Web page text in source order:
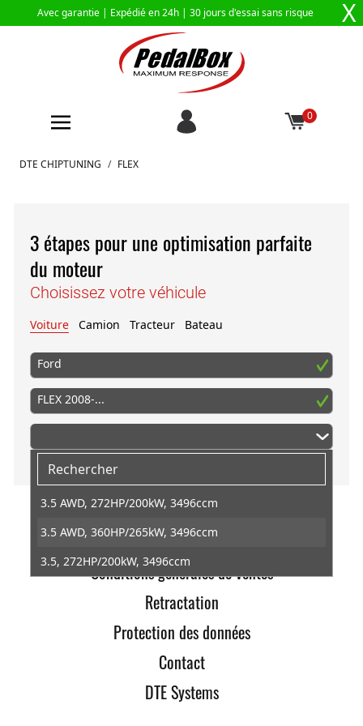
Avec garantie | Expédié en 24h | 30 jours d'essai sans risque X
0
Aller au contenu
DTE CHIPTUNING / FLEX
3 étapes pour une optimisation parfaite
du moteur
Choisissez votre véhicule
Voiture Camion Tracteur Bateau
Ford
FLEX 2008-...
3.5 AWD, 272HP/200kW, 3496ccm
3.5 AWD, 360HP/265kW, 3496ccm
3.5, 272HP/200kW, 3496ccm
DTE Systems
Conditions générales de ventes
Retractation
Protection des données
Contact
DTE Systems